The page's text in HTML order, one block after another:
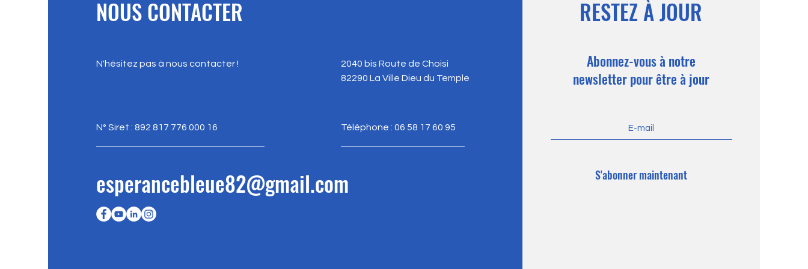
NOUS CONTACTER
N'hésitez pas à nous contacter !
N° Siret : 892 817 776 000 16
2040 bis Route de Choisi
82290 La Ville Dieu du Temple
Téléphone : 06 58 17 60 95
esperancebleue82@gmail.com
RESTEZ À JOUR
Abonnez-vous à notre
newsletter pour être à jour
S'abonner maintenant